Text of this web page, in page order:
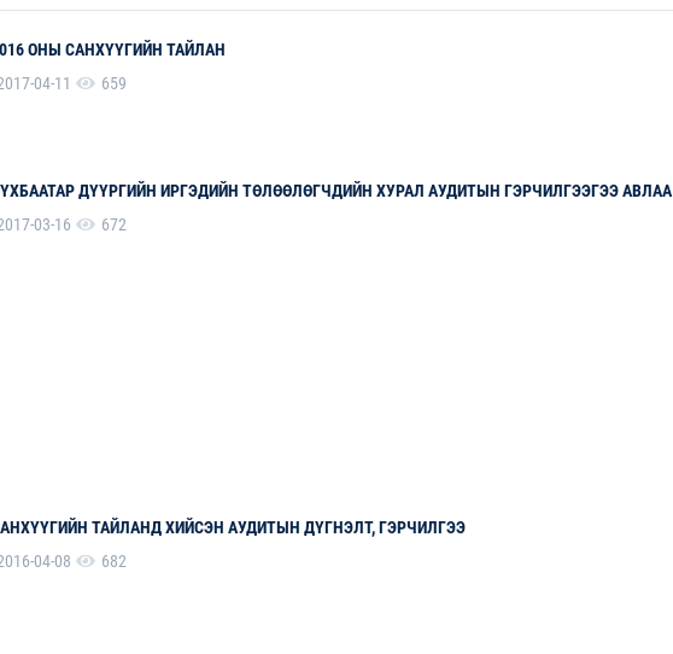
ОНЫ САНХҮҮГИЙН ТАЙЛАН
04-11
659
ДҮҮРГИЙН ИРГЭДИЙН ТӨЛӨӨЛӨГЧДИЙН ХУРАЛ АУДИТЫН ГЭРЧИЛГЭЭГЭЭ АВЛАА
03-16
672
ТАЙЛАНД ХИЙСЭН АУДИТЫН ДҮГНЭЛТ, ГЭРЧИЛГЭЭ
04-08
682